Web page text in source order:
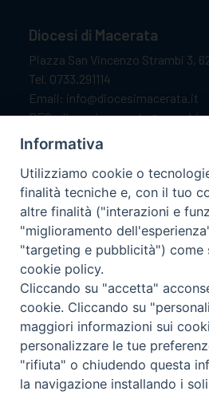
Diocesi di Macerata
Piazza San Vincenzo Strambi 3,
Tel. 0733.291114
Email: info@diocesimacerata.it
PEC:
Comunicazioni urgenti WhatsApp:
Orari di apertura
Dal lunedì al sabato dalle 9.30 alle
Il pomeriggio solo su
seguici su
Ricerca
Informativa
Utilizziamo cookie o
finalità tecniche e, con il tuo
altre finalità ("interazioni e
"miglioramento
"targeting e pubblicità") come
cookie policy.
Cliccando su "accetta"
cookie. Cliccando su
maggiori informazioni sui
personalizzare le tue
"rifiuta" o chiudendo questa
la navigazione installando i